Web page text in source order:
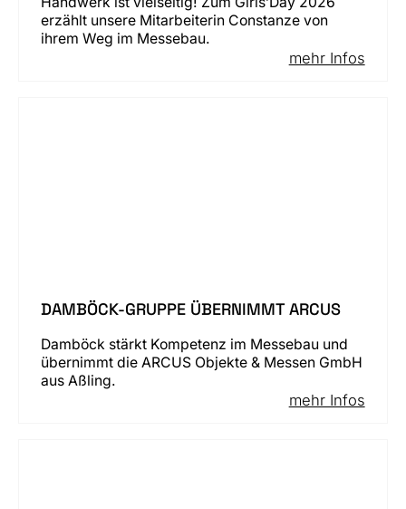
erzählt unsere Mitarbeiterin Constanze von
ihrem Weg im Messebau.
mehr Infos
DAMBÖCK-GRUPPE ÜBERNIMMT ARCUS
Damböck stärkt Kompetenz im Messebau und
übernimmt die ARCUS Objekte & Messen GmbH
aus Aßling.
mehr Infos